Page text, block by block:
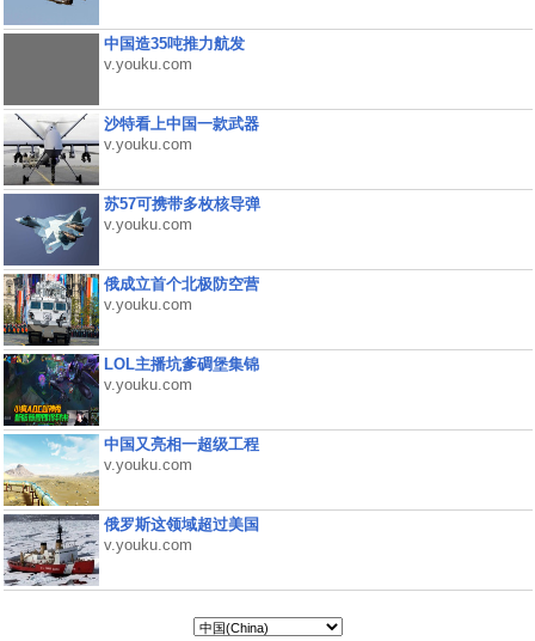
中国造35吨推力航发
v.youku.com
沙特看上中国一款武器
v.youku.com
苏57可携带多枚核导弹
v.youku.com
俄成立首个北极防空营
v.youku.com
LOL主播坑爹碉堡集锦
v.youku.com
中国又亮相一超级工程
v.youku.com
俄罗斯这领域超过美国
v.youku.com